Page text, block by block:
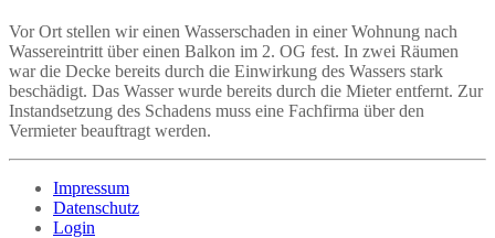
Vor Ort stellen wir einen Wasserschaden in einer Wohnung nach
Wassereintritt über einen Balkon im 2. OG fest. In zwei Räumen
war die Decke bereits durch die Einwirkung des Wassers stark
beschädigt. Das Wasser wurde bereits durch die Mieter entfernt. Zur
Instandsetzung des Schadens muss eine Fachfirma über den
Vermieter beauftragt werden.
Impressum
Datenschutz
Login